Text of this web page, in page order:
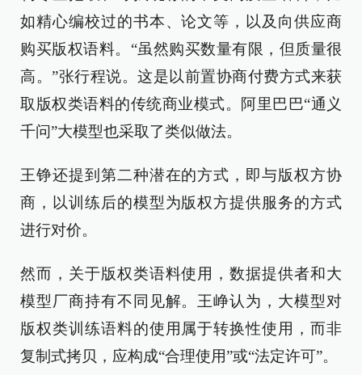
如精心编校过的书本、论文等，以及向供应商
购买版权语料。“虽然购买数量有限，但质量很
高。”张行程说。这是以前置协商付费方式来获
取版权类语料的传统商业模式。阿里巴巴“通义
千问”大模型也采取了类似做法。
王铮还提到第二种潜在的方式，即与版权方协
商，以训练后的模型为版权方提供服务的方式
进行对价。
然而，关于版权类语料使用，数据提供者和大
模型厂商持有不同见解。王峥认为，大模型对
版权类训练语料的使用属于转换性使用，而非
复制式拷贝，应构成“合理使用”或“法定许可”。